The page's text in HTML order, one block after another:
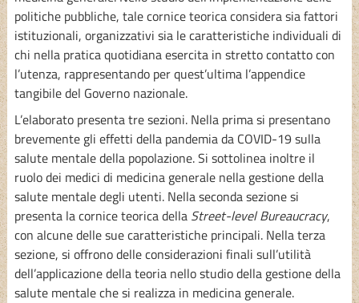
politiche pubbliche, tale cornice teorica considera sia fattori
istituzionali, organizzativi sia le caratteristiche individuali di
chi nella pratica quotidiana esercita in stretto contatto con
l’utenza, rappresentando per quest’ultima l’appendice
tangibile del Governo nazionale.
L’elaborato presenta tre sezioni. Nella prima si presentano
brevemente gli effetti della pandemia da COVID-19 sulla
salute mentale della popolazione. Si sottolinea inoltre il
ruolo dei medici di medicina generale nella gestione della
salute mentale degli utenti. Nella seconda sezione si
presenta la cornice teorica della Street-level Bureaucracy,
con alcune delle sue caratteristiche principali. Nella terza
sezione, si offrono delle considerazioni finali sull’utilità
dell’applicazione della teoria nello studio della gestione della
salute mentale che si realizza in medicina generale.